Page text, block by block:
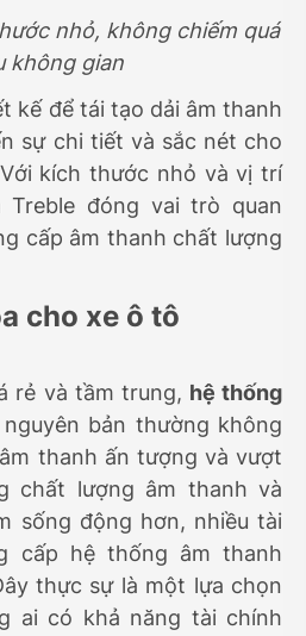
nhỏ, không chiếm quá
không gian
kế để tái tạo dải âm thanh
sự chi tiết và sắc nét cho
kích thước nhỏ và vị trí
đóng vai trò quan
cấp âm thanh chất lượng
cho xe ô tô
rẻ và tầm trung, hệ thống
nguyên bản thường không
thanh ấn tượng và vượt
chất lượng âm thanh và
sống động hơn, nhiều tài
cấp hệ thống âm thanh
thực sự là một lựa chọn
ai có khả năng tài chính